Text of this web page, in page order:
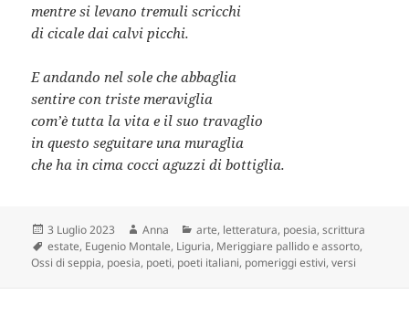
mentre si levano tremuli scricchi
di cicale dai calvi picchi.
E andando nel sole che abbaglia
sentire con triste meraviglia
com’è tutta la vita e il suo travaglio
in questo seguitare una muraglia
che ha in cima cocci aguzzi di bottiglia.
Scritto
il
3 Luglio 2023 Autore
Anna Categorie
arte, letteratura, poesia,scrittura
Tag
estate, Eugenio Montale, Liguria, Meriggiare pallido e assorto,
Ossi di seppia, poesia, poeti, poeti italiani, pomeriggi estivi,versi